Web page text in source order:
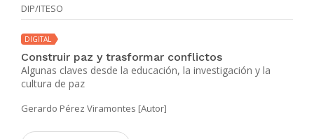
DIP/ITESO
DIGITAL
Construir paz y trasformar conflictos
Algunas claves desde la educación, la investigación y la
cultura de paz
Gerardo Pérez Viramontes [Autor]